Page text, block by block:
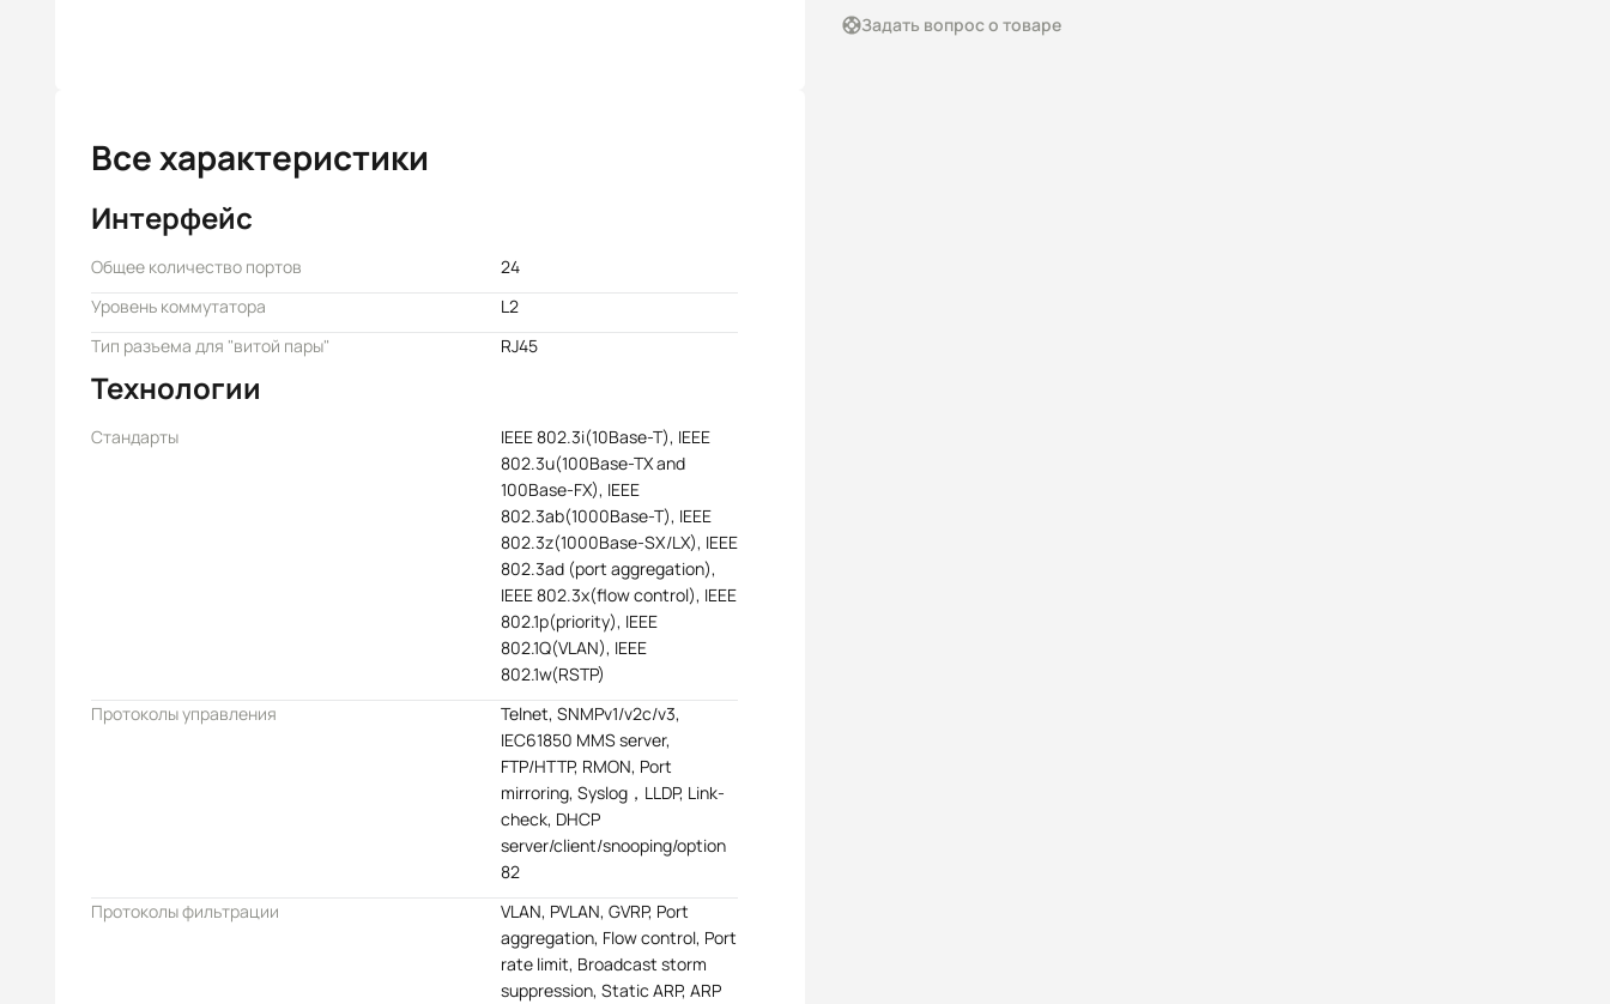
Задать вопрос о товаре
Все характеристики
Интерфейс
Общее количество портов
24
Уровень коммутатора
L2
Тип разъема для "витой пары"
RJ45
Технологии
Стандарты
IEEE 802.3i(10Base-T), IEEE
802.3u(100Base-TX and
100Base-FX), IEEE
802.3ab(1000Base-T), IEEE
802.3z(1000Base-SX/LX), IEEE
802.3ad (port aggregation),
IEEE 802.3x(flow control), IEEE
802.1p(priority), IEEE
802.1Q(VLAN), IEEE
802.1w(RSTP)
Протоколы управления
Telnet, SNMPv1/v2c/v3,
IEC61850 MMS server,
FTP/HTTP, RMON, Port
mirroring, Syslog，LLDP, Link-
check, DHCP
server/client/snooping/option
82
Протоколы фильтрации
VLAN, PVLAN, GVRP, Port
aggregation, Flow control, Port
rate limit, Broadcast storm
suppression, Static ARP, ARP